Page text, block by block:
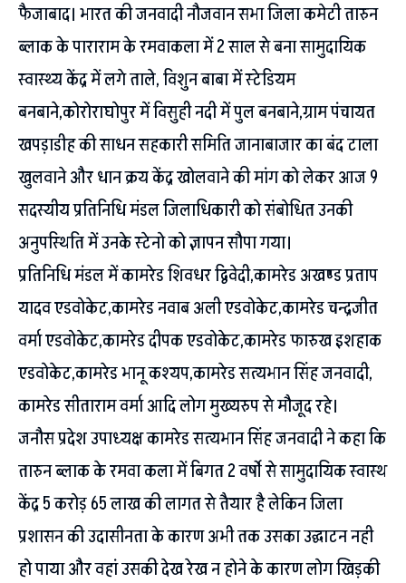
फैजाबाद। भारत की जनवादी नौजवान सभा जिला कमेटी तारुन
ब्लाक के पाराराम के रमवाकला में 2 साल से बना सामुदायिक
स्वास्थ्य केंद्र में लगे ताले, विशुन बाबा में स्टेडियम
बनबाने,कोरोराघोपुर में विसुही नदी में पुल बनबाने,ग्राम पंचायत
खपड़ाडीह की साधन सहकारी समिति जानाबाजार का बंद टाला
खुलवाने और धान क्रय केंद्र खोलवाने की मांग को लेकर आज 9
सदस्यीय प्रतिनिधि मंडल जिलाधिकारी को संबोधित उनकी
अनुपस्थिति में उनके स्टेनो को ज्ञापन सौपा गया।
प्रतिनिधि मंडल में कामरेड शिवधर द्विवेदी,कामरेड अखण्ड प्रताप
यादव एडवोकेट,कामरेड नवाब अली एडवोकेट,कामरेड चन्द्रजीत
वर्मा एडवोकेट,कामरेड दीपक एडवोकेट,कामरेड फारुख इशहाक
एडवोकेट,कामरेड भानू कश्यप,कामरेड सत्यभान सिंह जनवादी,
कामरेड सीताराम वर्मा आदि लोग मुख्यरुप से मौजूद रहे।
जनौस प्रदेश उपाध्यक्ष कामरेड सत्यभान सिंह जनवादी ने कहा कि
तारुन ब्लाक के रमवा कला में बिगत 2 वर्षो से सामुदायिक स्वास्थ
केंद्र 5 करोड़ 65 लाख की लागत से तैयार है लेकिन जिला
प्रशासन की उदासीनता के कारण अभी तक उसका उद्घाटन नही
हो पाया और वहां उसकी देख रेख न होने के कारण लोग खिड़की